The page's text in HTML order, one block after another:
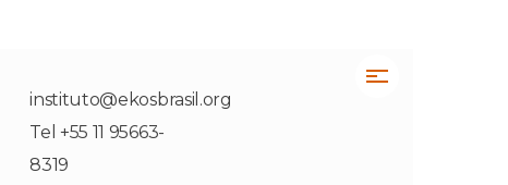
instituto@ekosbrasil.org
Tel +55 11 95663-
8319